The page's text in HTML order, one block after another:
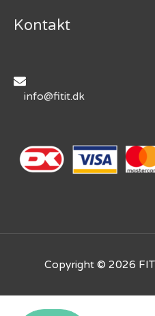
Kontakt
info@fitit.dk
Copyright © 2026